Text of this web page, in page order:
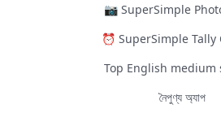
📷 SuperSimple
⏰ SuperSimple Tally
Top English medium
নৈপুণ্য অ্যাপ